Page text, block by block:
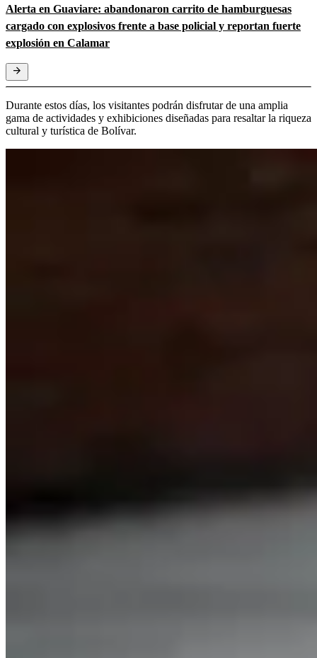
Alerta en Guaviare: abandonaron carrito de hamburguesas
cargado con explosivos frente a base policial y reportan fuerte
explosión en Calamar
Durante estos días, los visitantes podrán disfrutar de una amplia
gama de actividades y exhibiciones diseñadas para resaltar la riqueza
cultural y turística de Bolívar.